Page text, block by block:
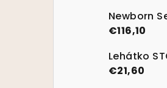
€116,10
Lehátko
€21,60